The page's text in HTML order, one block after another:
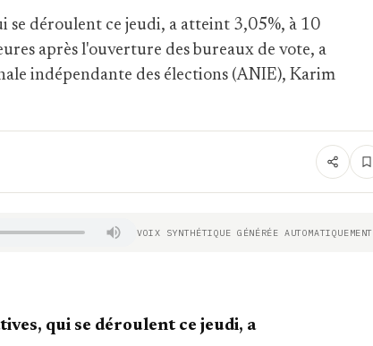
se déroulent ce jeudi, a atteint 3,05%, à 10
après l'ouverture des bureaux de vote, a
indépendante des élections (ANIE), Karim
VOIX SYNTHÉTIQUE GÉNÉRÉE AUTOMATIQUEMENT
qui se déroulent ce jeudi, a